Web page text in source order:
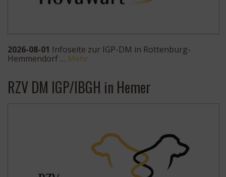
2026-08-01 Infoseite zur IGP-DM in Rottenburg-
Hemmendorf … Mehr
RZV DM IGP/IBGH in Hemer